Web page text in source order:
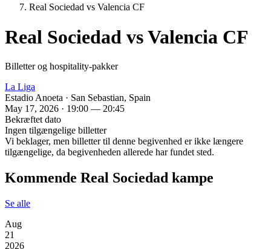
Real Sociedad vs Valencia CF
Real Sociedad vs Valencia CF
Billetter og hospitality-pakker
La Liga
Estadio Anoeta · San Sebastian, Spain
May 17, 2026 · 19:00 — 20:45
Bekræftet dato
Ingen tilgængelige billetter
Vi beklager, men billetter til denne begivenhed er ikke længere
tilgængelige, da begivenheden allerede har fundet sted.
Kommende Real Sociedad kampe
Se alle
Aug
21
2026